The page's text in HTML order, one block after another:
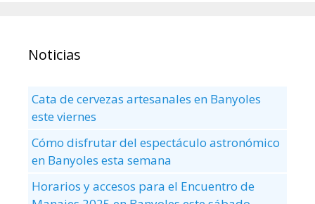
Noticias
Cata de cervezas artesanales en Banyoles
este viernes
Cómo disfrutar del espectáculo astronómico
en Banyoles esta semana
Horarios y accesos para el Encuentro de